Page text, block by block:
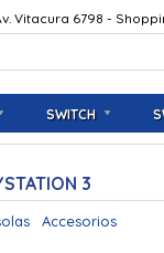
Vitacura 6798 -
SWITCH
3
Accesorios